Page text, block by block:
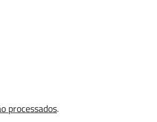
processados.